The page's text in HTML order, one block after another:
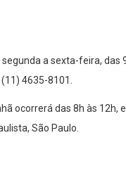
a sexta-feira, das
4635-8101.
ocorrerá das 8h às 12h,
São Paulo.